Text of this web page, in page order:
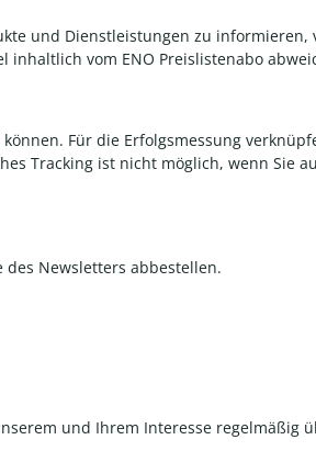
und Dienstleistungen zu
vom ENO Preislistenabo
Für die Erfolgsmessung
Tracking ist nicht möglich, wenn Sie
Newsletters abbestellen.
und Ihrem Interesse regelmäßig